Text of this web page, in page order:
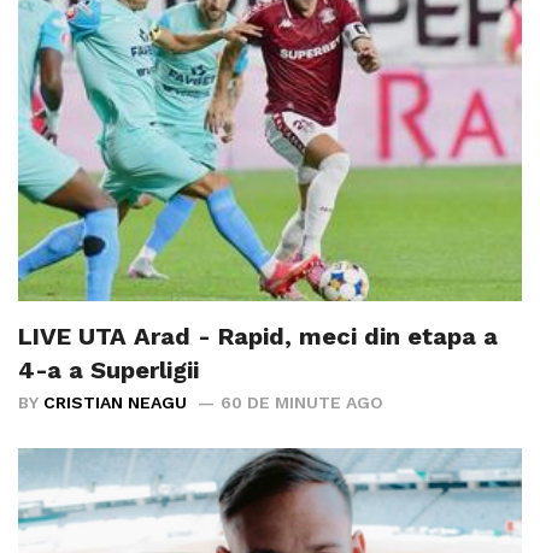
LIVE UTA Arad - Rapid, meci din etapa a
4-a a Superligii
BY CRISTIAN NEAGU 60 DE MINUTE AGO